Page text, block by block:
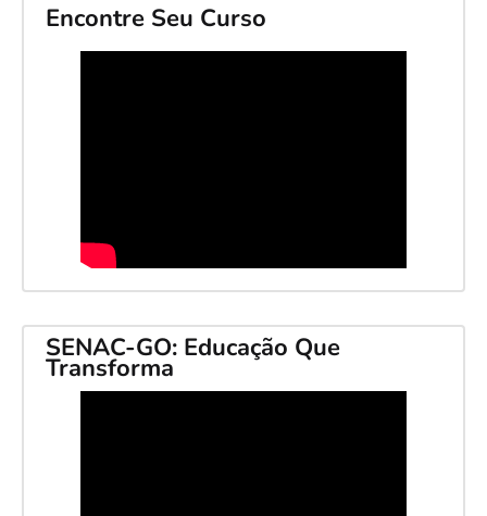
Encontre Seu Curso
SENAC-GO: Educação Que
Transforma